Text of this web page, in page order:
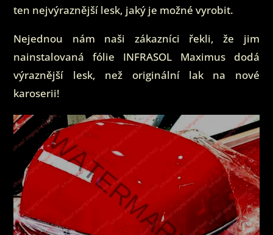
ten nejvýraznější lesk, jaký je možné vyrobit.
Nejednou nám naši zákazníci řekli, že jim
nainstalovaná fólie INFRASOL Maximus dodá
výraznější lesk, než originální lak na nové
karoserii!